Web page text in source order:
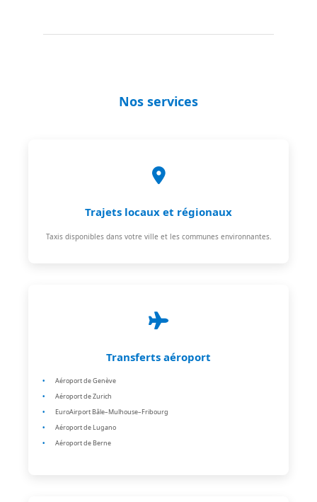
Nos services
Trajets locaux et régionaux
Taxis disponibles dans votre ville et les communes environnantes.
Transferts aéroport
Aéroport de Genève
Aéroport de Zurich
EuroAirport Bâle–Mulhouse–Fribourg
Aéroport de Lugano
Aéroport de Berne